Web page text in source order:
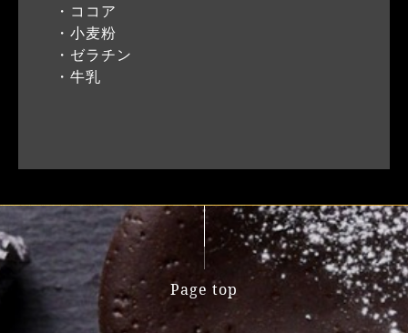
・ココア
・小麦粉
・ゼラチン
・牛乳
Page top